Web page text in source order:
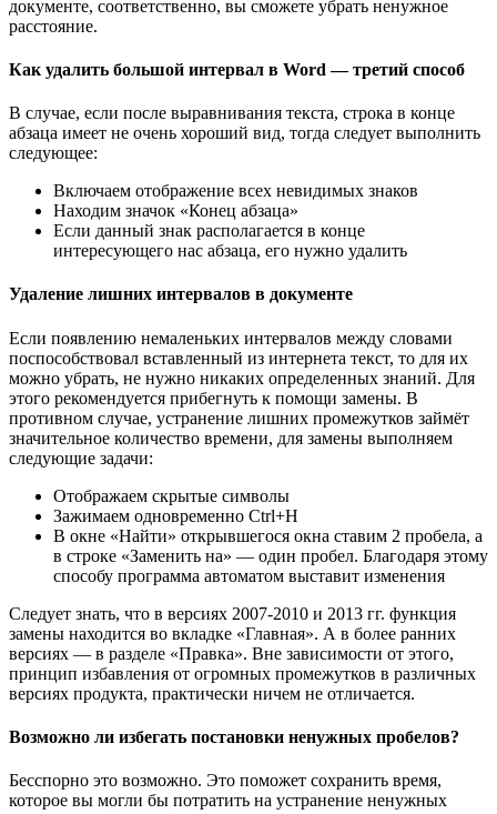
документе, соответственно, вы сможете убрать ненужное
расстояние.
Как удалить большой интервал в Word — третий способ
В случае, если после выравнивания текста, строка в конце
абзаца имеет не очень хороший вид, тогда следует выполнить
следующее:
Включаем отображение всех невидимых знаков
Находим значок «Конец абзаца»
Если данный знак располагается в конце
интересующего нас абзаца, его нужно удалить
Удаление лишних интервалов в документе
Если появлению немаленьких интервалов между словами
поспособствовал вставленный из интернета текст, то для их
можно убрать, не нужно никаких определенных знаний. Для
этого рекомендуется прибегнуть к помощи замены. В
противном случае, устранение лишних промежутков займёт
значительное количество времени, для замены выполняем
следующие задачи:
Отображаем скрытые символы
Зажимаем одновременно Ctrl+H
В окне «Найти» открывшегося окна ставим 2 пробела, а
в строке «Заменить на» — один пробел. Благодаря этому
способу программа автоматом выставит изменения
Следует знать, что в версиях 2007-2010 и 2013 гг. функция
замены находится во вкладке «Главная». А в более ранних
версиях — в разделе «Правка». Вне зависимости от этого,
принцип избавления от огромных промежутков в различных
версиях продукта, практически ничем не отличается.
Возможно ли избегать постановки ненужных пробелов?
Бесспорно это возможно. Это поможет сохранить время,
которое вы могли бы потратить на устранение ненужных